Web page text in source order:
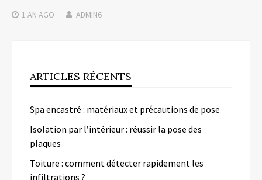
1 AN AGO ADMIN6
ARTICLES RÉCENTS
Spa encastré : matériaux et précautions de pose
Isolation par l’intérieur : réussir la pose des
plaques
Toiture : comment détecter rapidement les
infiltrations ?